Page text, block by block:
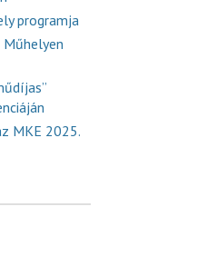
programja
Műhelyen
MKE 2025.